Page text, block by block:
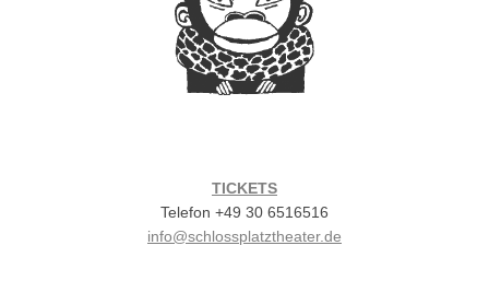
TICKETS
Telefon +49 30 6516516
info@schlossplatztheater.de